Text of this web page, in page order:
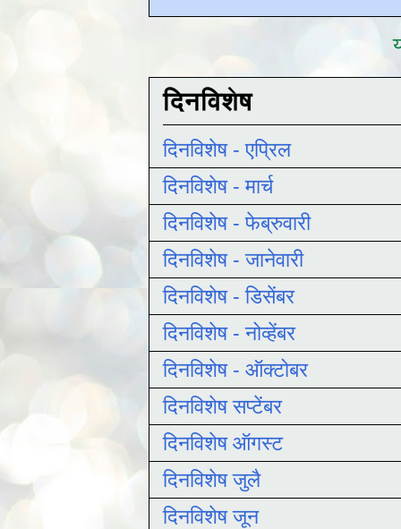
दिनविशेष
दिनविशेष - एप्रिल
दिनविशेष - मार्च
दिनविशेष - फेब्रुवारी
दिनविशेष - जानेवारी
दिनविशेष - डिसेंबर
दिनविशेष - नोव्हेंबर
दिनविशेष - ऑक्टोबर
दिनविशेष सप्टेंबर
दिनविशेष ऑगस्ट
दिनविशेष जुलै
दिनविशेष जून